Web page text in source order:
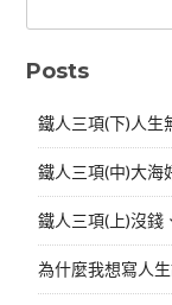
Posts
鐵人三項(下)人生
鐵人三項(中)大海
鐵人三項(上)沒錢
為什麼我想寫人